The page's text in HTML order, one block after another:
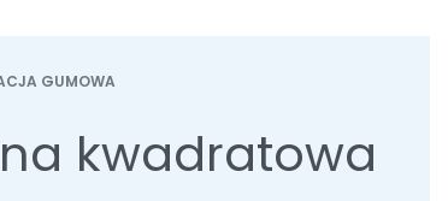
GUMOWA
kwadratowa